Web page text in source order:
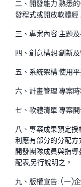
二、開發能力:熟悉
發程式或開放軟體經
三、專案內容:主題
四、創意構想:創新
五、系統架構:使用
六、計畫管理:專案時
七、軟體清單:專案
八、專案成果預定
利應有部分的分配
開發團隊成員與指
配表,另行說明之。
九、版權宣告: (一)